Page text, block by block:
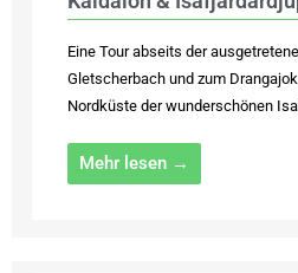
Eine Tour abseits der
Gletscherbach und zum
Nordküste der wunderschönen
Mehr lesen →